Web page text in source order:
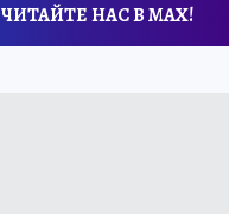
ЧИТАЙТЕ НАС В МАХ!